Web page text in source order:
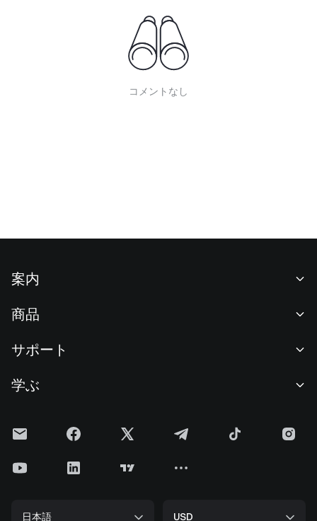
コメントなし
案内
ニュースルーム
F1 Oracle Red Bull Racing 公式スポンサー
クッキーポリシー
商品
現物取引
投資センター
サポート
手数料
上場申請
学ぶ
Gateニュース
日本語
USD